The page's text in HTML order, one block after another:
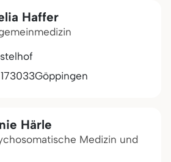
Haffer
73033Göppingen
Härle
Medizin und